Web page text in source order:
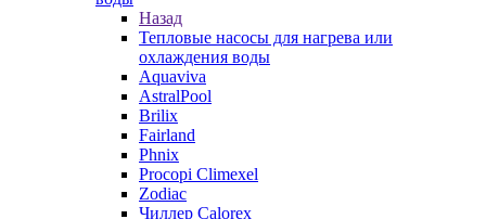
Назад
Тепловые насосы для нагрева или
охлаждения воды
Aquaviva
AstralPool
Brilix
Fairland
Phnix
Procopi Climexel
Zodiac
Чиллер Calorex